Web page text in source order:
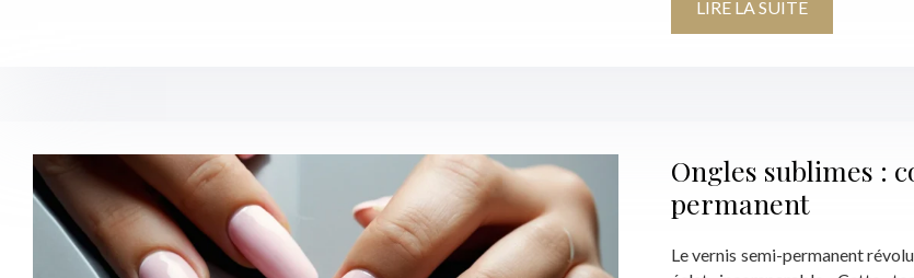
LIRE LA SUITE
Ongles sublimes :
permanent
Le vernis semi-permanent